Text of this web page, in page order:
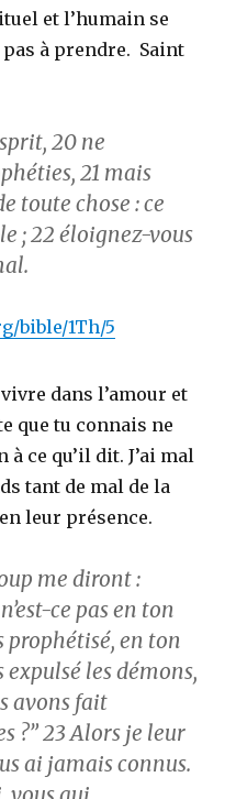
et l’humain se
à prendre. Saint
20 ne
21 mais
toute chose : ce
;22 éloignez-vous
bible/1Th/5
dans l’amour et
que tu connais ne
ce qu’il dit. J’ai mal
tant de mal de la
leur présence.
me diront :
ce pas en ton
prophétisé, en ton
les démons,
avons fait
?”23Alors je leur
ai jamais connus.